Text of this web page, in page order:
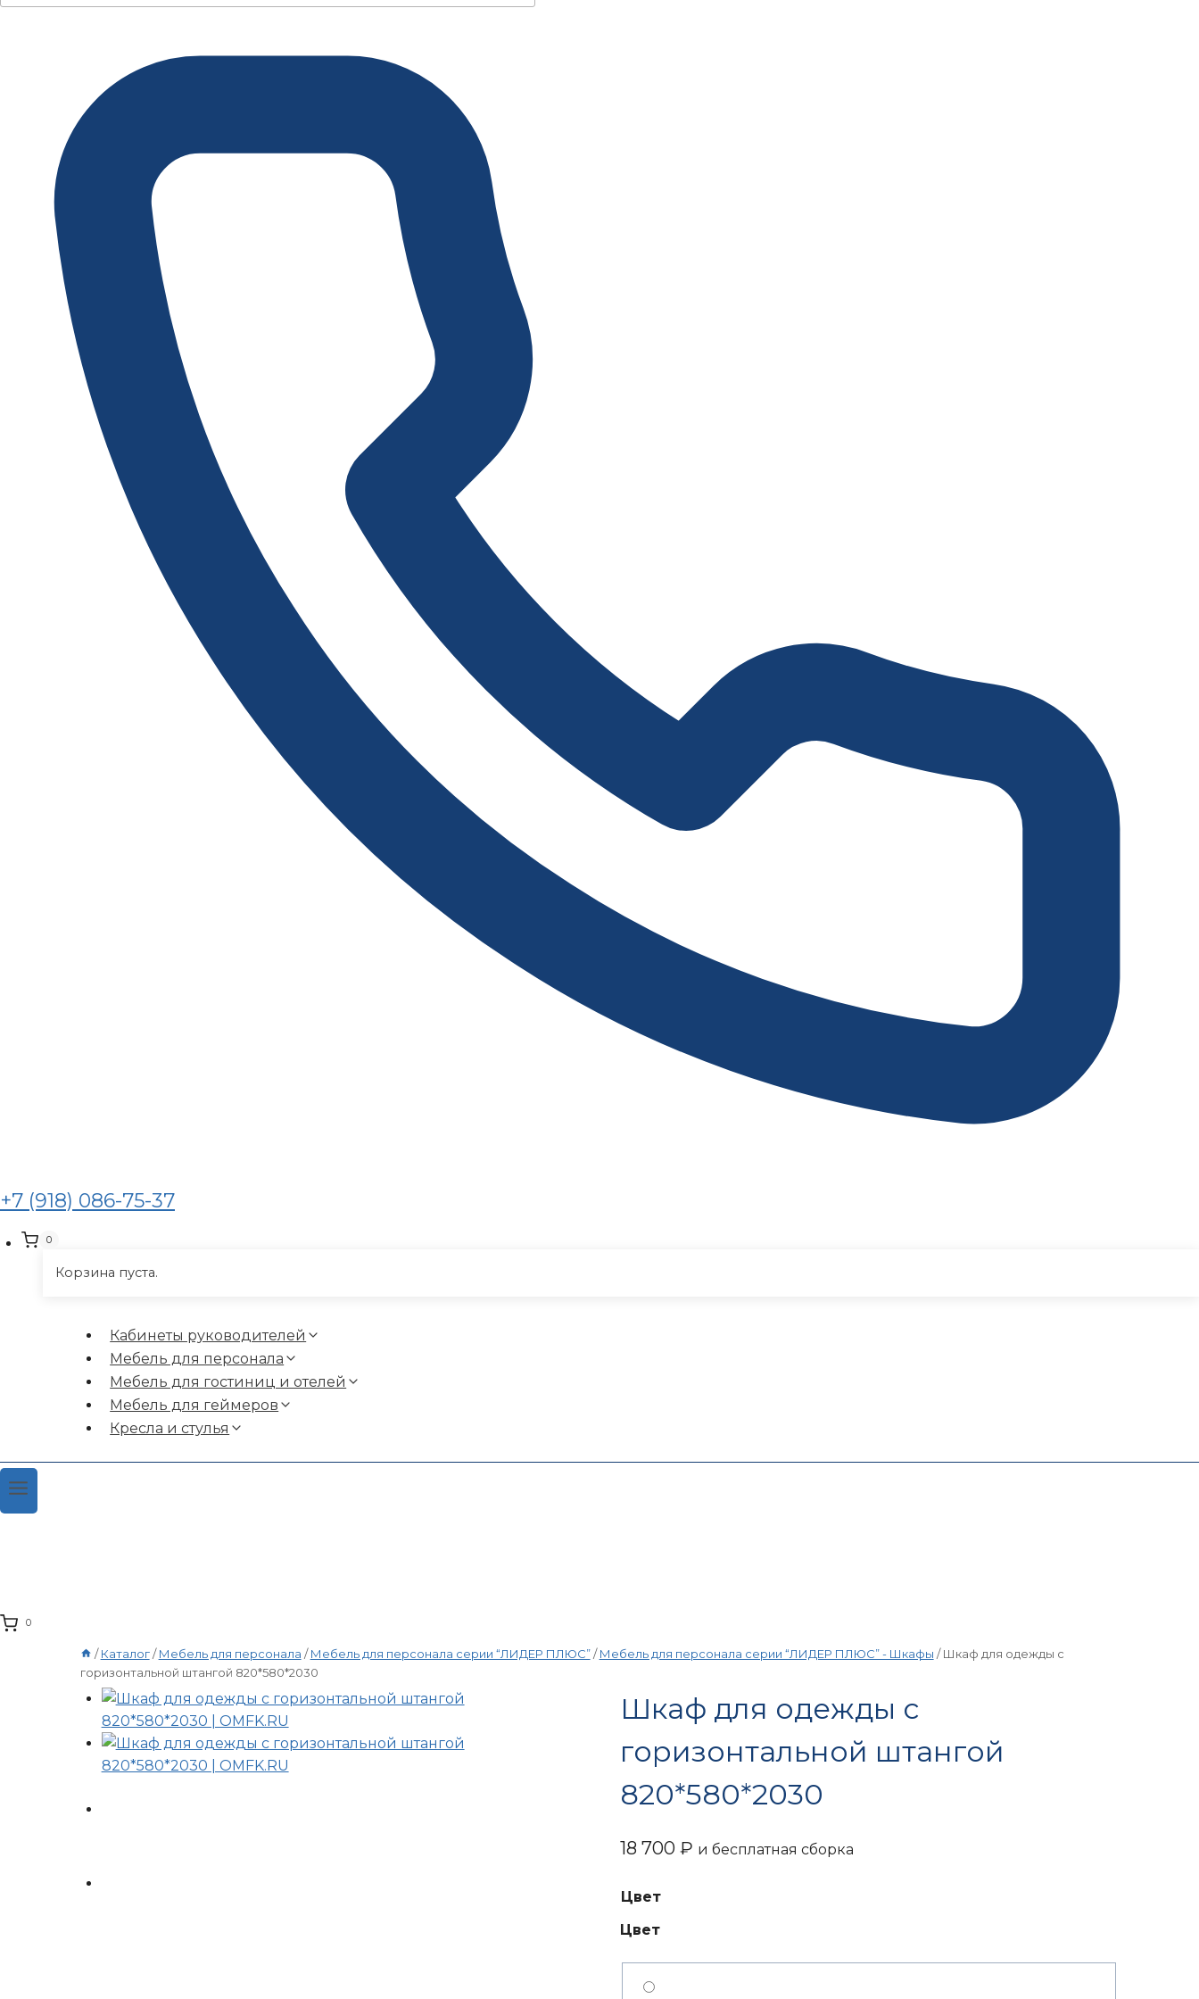
+7 (918) 086-75-37
0
Корзина пуста.
Кабинеты руководителей
Мебель для персонала
Мебель для гостиниц и отелей
Мебель для геймеров
Кресла и стулья
0
/ Каталог / Мебель для персонала / Мебель для персонала серии “ЛИДЕР ПЛЮС” / Мебель для персонала серии “ЛИДЕР ПЛЮС” - Шкафы / Шкаф для одежды с
горизонтальной штангой 820*580*2030
Шкаф для одежды с
горизонтальной штангой
820*580*2030
18 700₽ и бесплатная сборка
Цвет
Цвет